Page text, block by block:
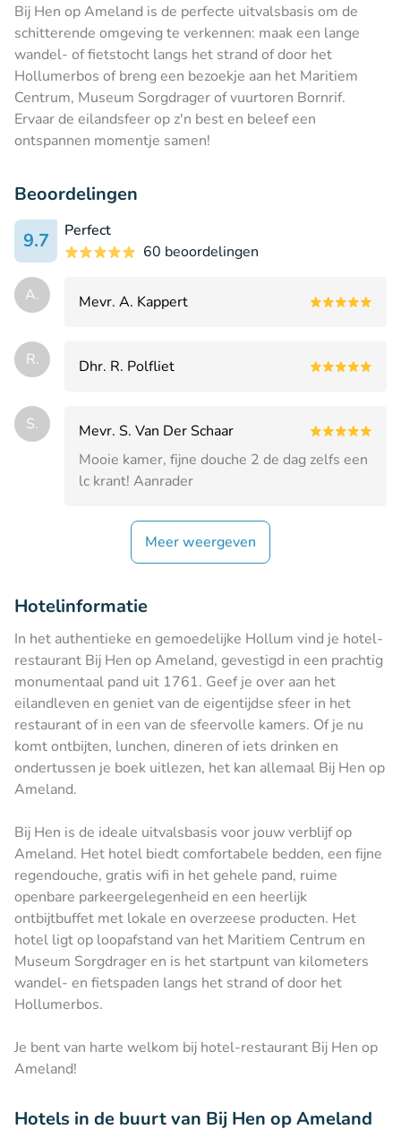
Bij Hen op Ameland is de perfecte uitvalsbasis om de
schitterende omgeving te verkennen: maak een lange
wandel- of fietstocht langs het strand of door het
Hollumerbos of breng een bezoekje aan het Maritiem
Centrum, Museum Sorgdrager of vuurtoren Bornrif.
Ervaar de eilandsfeer op z'n best en beleef een
ontspannen momentje samen!
Beoordelingen
9.7
Perfect
60 beoordelingen
A. Mevr. A. Kappert
R. Dhr. R. Polfliet
S.
Mevr. S. Van Der Schaar
Mooie kamer, fijne douche 2 de dag zelfs een
lc krant! Aanrader
Meer weergeven
Hotelinformatie
In het authentieke en gemoedelijke Hollum vind je hotel-
restaurant Bij Hen op Ameland, gevestigd in een prachtig
monumentaal pand uit 1761. Geef je over aan het
eilandleven en geniet van de eigentijdse sfeer in het
restaurant of in een van de sfeervolle kamers. Of je nu
komt ontbijten, lunchen, dineren of iets drinken en
ondertussen je boek uitlezen, het kan allemaal Bij Hen op
Ameland.
Bij Hen is de ideale uitvalsbasis voor jouw verblijf op
Ameland. Het hotel biedt comfortabele bedden, een fijne
regendouche, gratis wifi in het gehele pand, ruime
openbare parkeergelegenheid en een heerlijk
ontbijtbuffet met lokale en overzeese producten. Het
hotel ligt op loopafstand van het Maritiem Centrum en
Museum Sorgdrager en is het startpunt van kilometers
wandel- en fietspaden langs het strand of door het
Hollumerbos.
Je bent van harte welkom bij hotel-restaurant Bij Hen op
Ameland!
Hotels in de buurt van Bij Hen op Ameland